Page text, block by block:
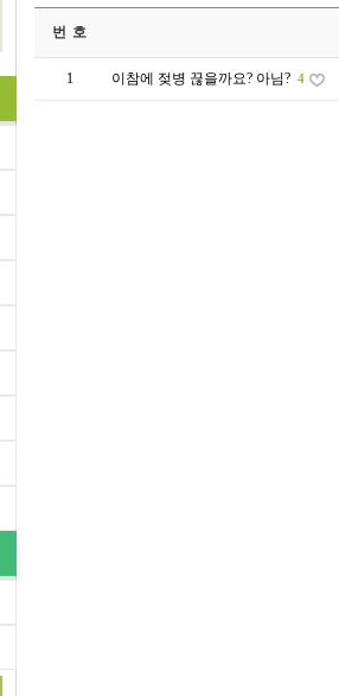
번 호
1 이참에 젖병 끊을까요? 아님? 4